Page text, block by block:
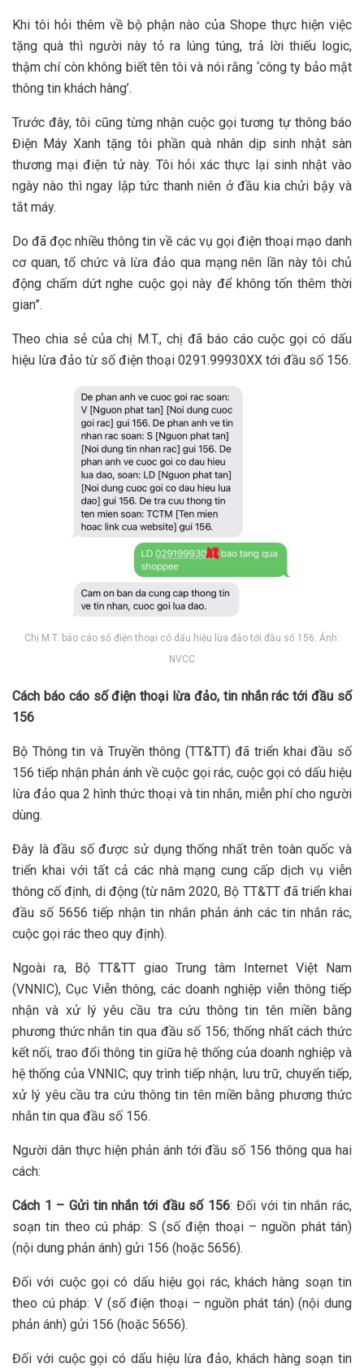
Khi tôi hỏi thêm về bộ phận nào của Shope thực hiện việc
tặng quà thì người này tỏ ra lúng túng, trả lời thiếu logic,
thậm chí còn không biết tên tôi và nói rằng ‘công ty bảo mật
thông tin khách hàng’.
Trước đây, tôi cũng từng nhận cuộc gọi tương tự thông báo
Điện Máy Xanh tặng tôi phần quà nhân dịp sinh nhật sàn
thương mại điện tử này. Tôi hỏi xác thực lại sinh nhật vào
ngày nào thì ngay lập tức thanh niên ở đầu kia chửi bậy và
tắt máy.
Do đã đọc nhiều thông tin về các vụ gọi điện thoại mạo danh
cơ quan, tổ chức và lừa đảo qua mạng nên lần này tôi chủ
động chấm dứt nghe cuộc gọi này để không tốn thêm thời
gian”.
Theo chia sẻ của chị M.T., chị đã báo cáo cuộc gọi có dấu
hiệu lừa đảo từ số điện thoại 0291.99930XX tới đầu số 156.
Chị M.T. báo cáo số điện thoại có dấu hiệu lừa đảo tới đầu số 156. Ảnh:
NVCC
Cách báo cáo số điện thoại lừa đảo, tin nhắn rác tới đầu số
156
Bộ Thông tin và Truyền thông (TT&TT) đã triển khai đầu số
156 tiếp nhận phản ánh về cuộc gọi rác, cuộc gọi có dấu hiệu
lừa đảo qua 2 hình thức thoại và tin nhắn, miễn phí cho người
dùng.
Đây là đầu số được sử dụng thống nhất trên toàn quốc và
triển khai với tất cả các nhà mạng cung cấp dịch vụ viễn
thông cố định, di động (từ năm 2020, Bộ TT&TT đã triển khai
đầu số 5656 tiếp nhận tin nhắn phản ánh các tin nhắn rác,
cuộc gọi rác theo quy định).
Ngoài ra, Bộ TT&TT giao Trung tâm Internet Việt Nam
(VNNIC), Cục Viễn thông, các doanh nghiệp viễn thông tiếp
nhận và xử lý yêu cầu tra cứu thông tin tên miền bằng
phương thức nhắn tin qua đầu số 156; thống nhất cách thức
kết nối, trao đổi thông tin giữa hệ thống của doanh nghiệp và
hệ thống của VNNIC; quy trình tiếp nhận, lưu trữ, chuyển tiếp,
xử lý yêu cầu tra cứu thông tin tên miền bằng phương thức
nhắn tin qua đầu số 156.
Người dân thực hiện phản ánh tới đầu số 156 thông qua hai
cách:
Cách 1 – Gửi tin nhắn tới đầu số 156: Đối với tin nhắn rác,
soạn tin theo cú pháp: S (số điện thoại – nguồn phát tán)
(nội dung phản ánh) gửi 156 (hoặc 5656).
Đối với cuộc gọi có dấu hiệu gọi rác, khách hàng soạn tin
theo cú pháp: V (số điện thoại – nguồn phát tán) (nội dung
phản ánh) gửi 156 (hoặc 5656).
Đối với cuộc gọi có dấu hiệu lừa đảo, khách hàng soạn tin